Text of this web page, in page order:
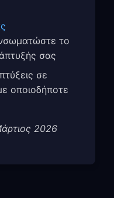
το
σας
σε
οποιοδήποτε
2026